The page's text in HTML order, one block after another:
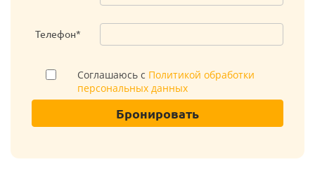
Телефон*
Соглашаюсь с Политикой обработки
персональных данных
Бронировать